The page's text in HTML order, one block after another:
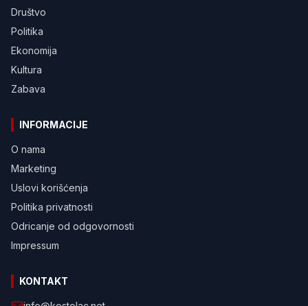
Društvo
Politika
Ekonomija
Kultura
Zabava
INFORMACIJE
O nama
Marketing
Uslovi korišćenja
Politika privatnosti
Odricanje od odgovornosti
Impressum
KONTAKT